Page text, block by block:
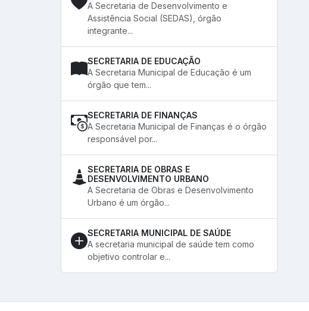
A Secretaria de Desenvolvimento e
Assistência Social (SEDAS), órgão
integrante...
SECRETARIA DE EDUCAÇÃO
A Secretaria Municipal de Educação é um
órgão que tem...
SECRETARIA DE FINANÇAS
A Secretaria Municipal de Finanças é o órgão
responsável por...
SECRETARIA DE OBRAS E
DESENVOLVIMENTO URBANO
A Secretaria de Obras e Desenvolvimento
Urbano é um órgão...
SECRETARIA MUNICIPAL DE SAÚDE
A secretaria municipal de saúde tem como
objetivo controlar e...